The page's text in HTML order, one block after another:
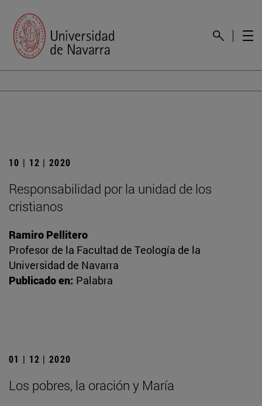
10 | 12 | 2020
Responsabilidad por la unidad de los
cristianos
Ramiro Pellitero
Profesor de la Facultad de Teología de la
Universidad de Navarra
Publicado en: Palabra
01 | 12 | 2020
Los pobres, la oración y María